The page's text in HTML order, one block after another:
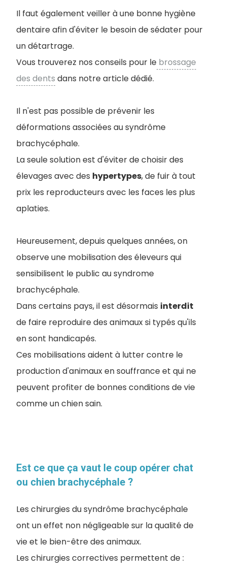
Il faut également veiller à une bonne hygiène
dentaire afin d'éviter le besoin de sédater pour
un détartrage.
Vous trouverez nos conseils pour le brossage
des dents dans notre article dédié.
Il n'est pas possible de prévenir les
déformations associées au syndrôme
brachycéphale.
La seule solution est d'éviter de choisir des
élevages avec des hypertypes, de fuir à tout
prix les reproducteurs avec les faces les plus
aplaties.
Heureusement, depuis quelques années, on
observe une mobilisation des éleveurs qui
sensibilisent le public au syndrome
brachycéphale.
Dans certains pays, il est désormais interdit
de faire reproduire des animaux si typés qu'ils
en sont handicapés.
Ces mobilisations aident à lutter contre le
production d'animaux en souffrance et qui ne
peuvent profiter de bonnes conditions de vie
comme un chien sain.
Est ce que ça vaut le coup opérer chat
ou chien brachycéphale ?
Les chirurgies du syndrôme brachycéphale
ont un effet non négligeable sur la qualité de
vie et le bien-être des animaux.
Les chirurgies correctives permettent de :